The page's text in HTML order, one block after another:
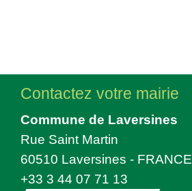
Contactez votre mairie
Commune de Laversines
Rue Saint Martin
60510 Laversines - FRANCE
+33 3 44 07 71 13